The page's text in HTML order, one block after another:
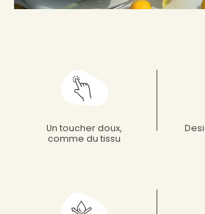
Françoise paviot
Un toucher doux,
comme du tissu